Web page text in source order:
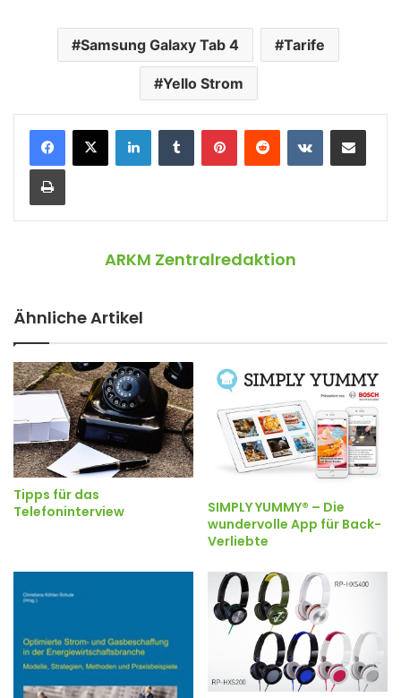
Samsung Galaxy Tab 4 Tarife
Yello Strom
ARKM Zentralredaktion
Ähnliche Artikel
Tipps für das
Telefoninterview
SIMPLY YUMMY® – Die
wundervolle App für Back-
Verliebte